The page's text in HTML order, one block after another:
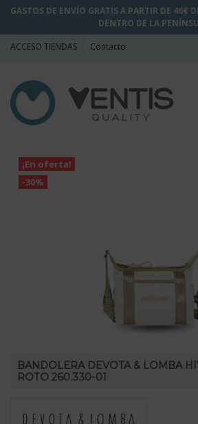
GASTOS DE ENVÍO GRATIS A PARTIR DE 40€
DENTRO DE LA
ACCESO TIENDAS Contacto
¡En oferta!
-30%
BANDOLERA DEVOTA & LOMBA
ROTO 260.330-01